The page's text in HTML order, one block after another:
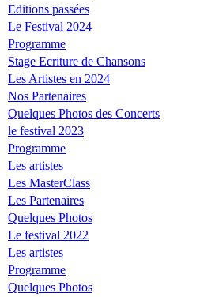
Editions passées
Le Festival 2024
Programme
Stage Ecriture de Chansons
Les Artistes en 2024
Nos Partenaires
Quelques Photos des Concerts
le festival 2023
Programme
Les artistes
Les MasterClass
Les Partenaires
Quelques Photos
Le festival 2022
Les artistes
Programme
Quelques Photos